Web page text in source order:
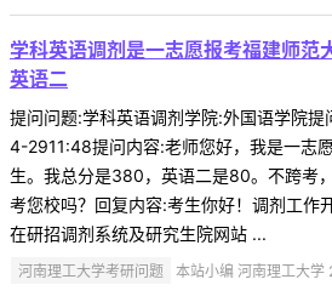
学科英语调剂是一志愿报考福建师
英语二
提问问题:学科英语调剂学院:外国语学院
4-2911:48提问内容:老师您好，我是一志
生。我总分是380，英语二是80。不跨考
考您校吗？回复内容:考生你好！调剂工作
在研招调剂系统及研究生院网站 ...
河南理工大学考研问题 本站小编 河南理工大